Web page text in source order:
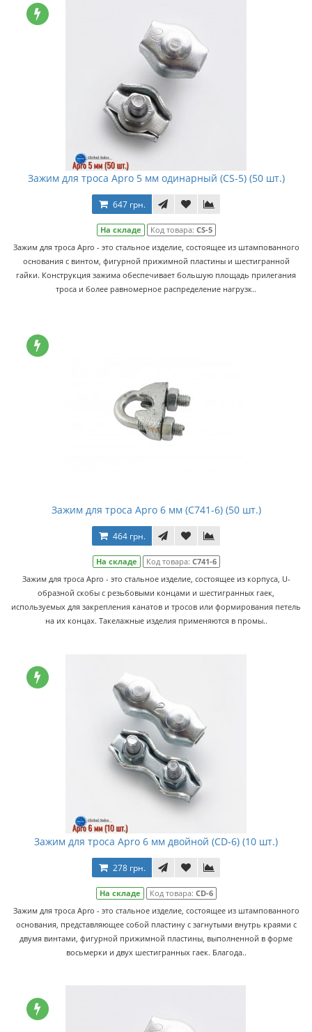
Зажим для троса Apro 5 мм одинарный (CS-5) (50 шт.)
647 грн.
На складе Код товара: CS-5
Зажим для троса Apro - это стальное изделие, состоящее из штампованного
основания с винтом, фигурной прижимной пластины и шестигранной
гайки. Конструкция зажима обеспечивает большую площадь прилегания
троса и более равномерное распределение нагрузк..
Зажим для троса Apro 6 мм (C741-6) (50 шт.)
464 грн.
На складе Код товара: C741-6
Зажим для троса Apro - это стальное изделие, состоящее из корпуса, U-
образной скобы с резьбовыми концами и шестигранных гаек,
используемых для закрепления канатов и тросов или формирования петель
на их концах. Такелажные изделия применяются в промы..
Зажим для троса Apro 6 мм двойной (CD-6) (10 шт.)
278 грн.
На складе Код товара: CD-6
Зажим для троса Apro - это стальное изделие, состоящее из штампованного
основания, представляющее собой пластину с загнутыми внутрь краями с
двумя винтами, фигурной прижимной пластины, выполненной в форме
восьмерки и двух шестигранных гаек. Благода..